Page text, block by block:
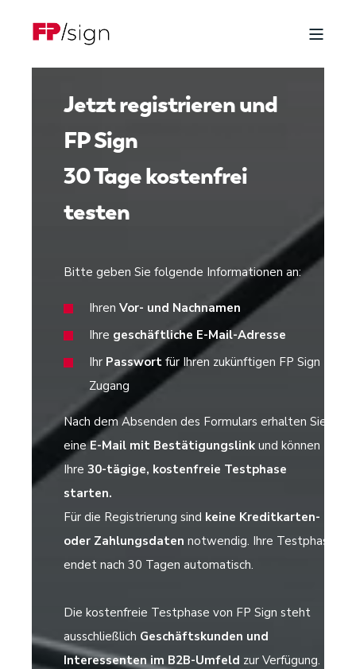
Jetzt registrieren und
FP Sign
30 Tage kostenfrei
testen
Bitte geben Sie folgende Informationen an:
Ihren Vor- und Nachnamen
Ihre geschäftliche E-Mail-Adresse
Ihr Passwort für Ihren zukünftigen FP Sign
Zugang
Nach dem Absenden des Formulars erhalten Sie
eineE-Mail mit Bestätigungslink und können
Ihre 30-tägige, kostenfreie Testphase
starten.
Für die Registrierung sind keine Kreditkarten-
oder Zahlungsdaten notwendig. Ihre Testphase
endet nach 30 Tagen automatisch.
Die kostenfreie Testphase von FP Sign steht
ausschließlich Geschäftskunden und
Interessenten im B2B-Umfeld zur Verfügung.